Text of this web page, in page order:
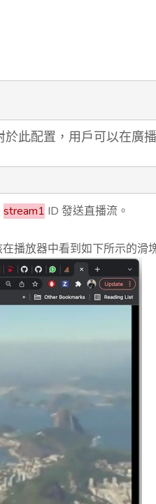
此配置，用戶可以在廣
stream1 ID 發送直播流。
在播放器中看到如下所示的滑